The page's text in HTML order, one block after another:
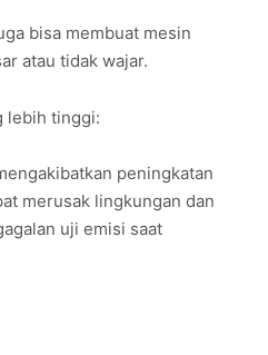
bisa membuat mesin
atau tidak wajar.
lebih tinggi:
peningkatan
merusak lingkungan dan
uji emisi saat